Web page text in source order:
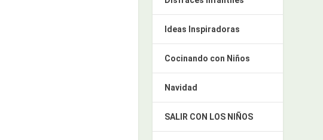
Ideas Inspiradoras
Cocinando con Niños
Navidad
SALIR CON LOS NIÑOS